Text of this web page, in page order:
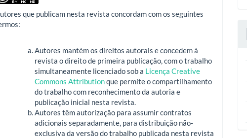
que publicam nesta revista concordam com os seguintes
Autores mantém os direitos autorais e concedem à
revista o direito de primeira publicação, com o trabalho
simultaneamente licenciado sob a Licença Creative
Commons Attributionque permite o compartilhamento
do trabalho com reconhecimento da autoria e
publicação inicial nesta revista.
Autores têm autorização para assumir contratos
adicionais separadamente, para distribuição não-
exclusiva da versão do trabalho publicada nesta revista